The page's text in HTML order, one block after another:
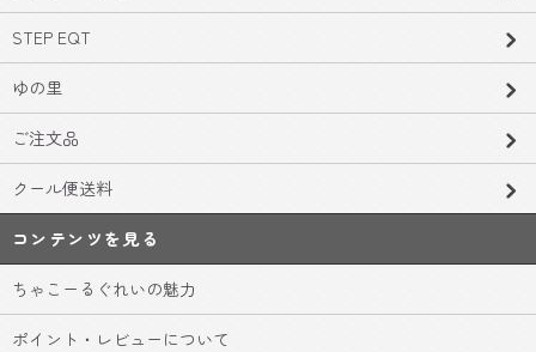
STEP EQT
ゆの里
ご注文品
クール便送料
コンテンツを見る
ちゃこーるぐれいの魅力
ポイント・レビューについて